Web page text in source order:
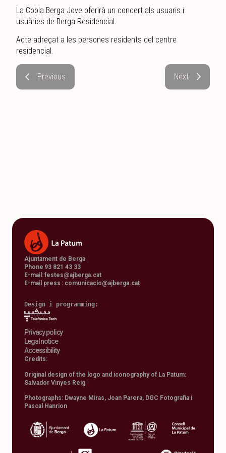
La Cobla Berga Jove oferirà un concert als usuaris i
usuàries de Berga Residencial.
Acte adreçat a les persones residents del centre
residencial.
Previous Next
Ajuntament de Berga
Phone 93 821 43 33
E-mail:festes@ajberga.cat
E-mail press : comunicacio@ajberga.cat
Design i programming:
Privacy policy
Legal notice
Accessibility
Credits:
Original design of the logo and iconography of La Patum:
Salvador Vinyes Reig
Photographs: Dwayne Miras, Joan Parera, DGC Fotografia i
Pascal Hanrion